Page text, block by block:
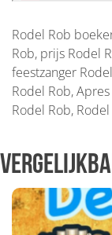
Rodel Rob
Rob, prijs Rodel
feestzanger
Rodel Rob,
Rodel Rob,